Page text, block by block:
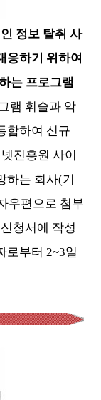
정보 탈취 사
응하기 위하여
는 프로그램
램 휘슬과 악
합하여 신규
진흥원 사이
는 회사(기
우편으로 첨부
청서에 작성
로부터 2~3일